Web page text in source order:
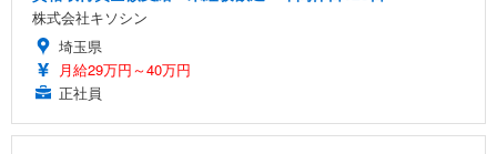
株式会社キソシン
埼玉県
月給29万円～40万円
正社員